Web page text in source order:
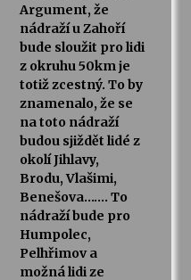
Argument, že
nádraží u Zahoří
bude sloužit pro lidi
z okruhu 50km je
totiž zcestný. To by
znamenalo, že se
na toto nádraží
budou sjiždět lidé z
okolí Jihlavy,
Brodu, Vlašimi,
Benešova……. To
nádraží bude pro
Humpolec,
Pelhřimov a
možná lidi ze